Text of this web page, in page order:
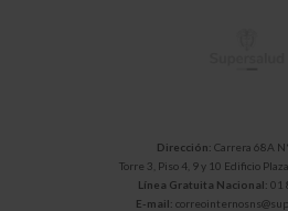
Dirección: Carrera 68A
Torre 3, Piso 4, 9 y 10 Edificio
Línea Gratuita Nacional: 01
E-mail: